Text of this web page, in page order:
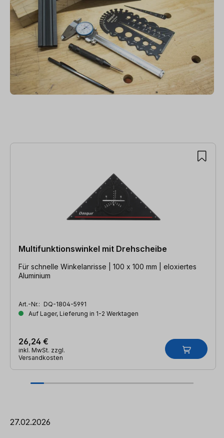
Produktgalerie überspringen
Multifunktionswinkel mit Drehscheibe
Für schnelle Winkelanrisse | 100 x 100 mm | eloxiertes
Aluminium
Art.-Nr.: DQ-1804-5991
Auf Lager, Lieferung in 1-2 Werktagen
26,24 €
inkl. MwSt. zzgl.
Versandkosten
27.02.2026